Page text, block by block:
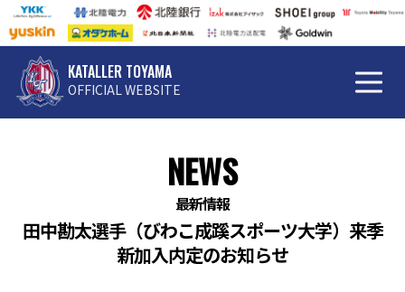
KATALLER TOYAMA
OFFICIAL WEBSITE
NEWS
最新情報
田中勘太選手（びわこ成蹊スポーツ大学）来季
新加入内定のお知らせ